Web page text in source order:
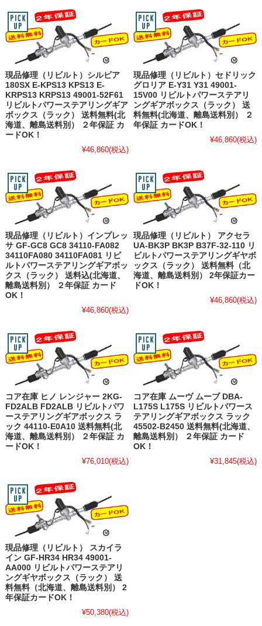
現品修理（リビルト）シルビア
180SX E-KPS13 KPS13 E-
KRPS13 KRPS13 49001-52F61
リビルトパワーステアリングギア
ボックス（ラック） 送料無料(北
海道、離島送料別） ２年保証 カ
ードOK！
¥46,860(税込)
現品修理（リビルト）セドリック
グロリア E-Y31 Y31 49001-
15V00 リビルトパワーステアリ
ングギアボックス（ラック） 送
料無料(北海道、離島送料別） ２
年保証 カードOK！
¥46,860(税込)
現品修理（リビルト）インプレッ
サ GF-GC8 GC8 34110-FA082
34110FA080 34110FA081 リビ
ルトパワーステアリングギアボッ
クス（ラック） 送料込(北海道、
離島送料別） ２年保証 カード
OK！
¥46,860(税込)
現品修理（リビルト） アクセラ
UA-BK3P BK3P B37F-32-110 リ
ビルトパワーステアリングギヤボ
ックス（ラック） 送料無料（北
海道、離島送料別） 2年保証カー
ドOK！
¥46,860(税込)
コア在庫 ヒノ レンジャー 2KG-
FD2ALB FD2ALB リビルトパワ
ーステアリングギアボックス ラ
ック 44110-E0A10 送料無料(北
海道、離島送料別） ２年保証 カ
ードOK！
¥76,010(税込)
コア在庫 ムーヴ ムーブ DBA-
L175S L175S リビルトパワース
テアリングギアボックス ラック
45502-B2450 送料無料(北海道、
離島送料別） ２年保証 カード
OK！
¥31,845(税込)
現品修理（リビルト） スカイラ
イン GF-HR34 HR34 49001-
AA000 リビルトパワーステアリ
ングギヤボックス（ラック） 送
料無料（北海道、離島送料別） 2
年保証カードOK！
¥50,380(税込)